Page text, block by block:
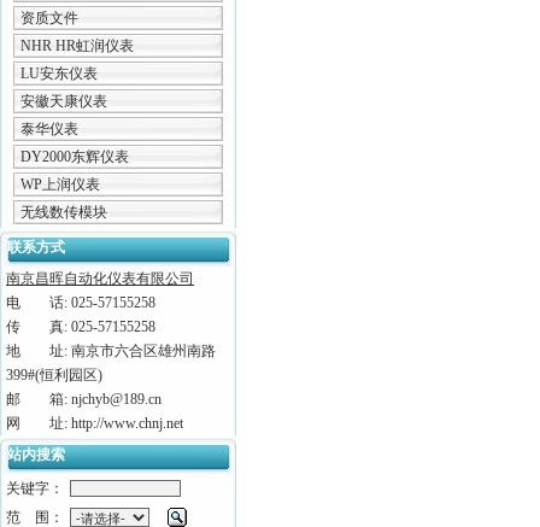
资质文件
NHR HR虹润仪表
LU安东仪表
安徽天康仪表
泰华仪表
DY2000东辉仪表
WP上润仪表
无线数传模块
联系方式
南京昌晖自动化仪表有限公司
电 话: 025-57155258
传 真: 025-57155258
地 址: 南京市六合区雄州南路
399#(恒利园区)
邮 箱: njchyb@189.cn
网 址: http://www.chnj.net
站内搜索
关键字：
范 围：